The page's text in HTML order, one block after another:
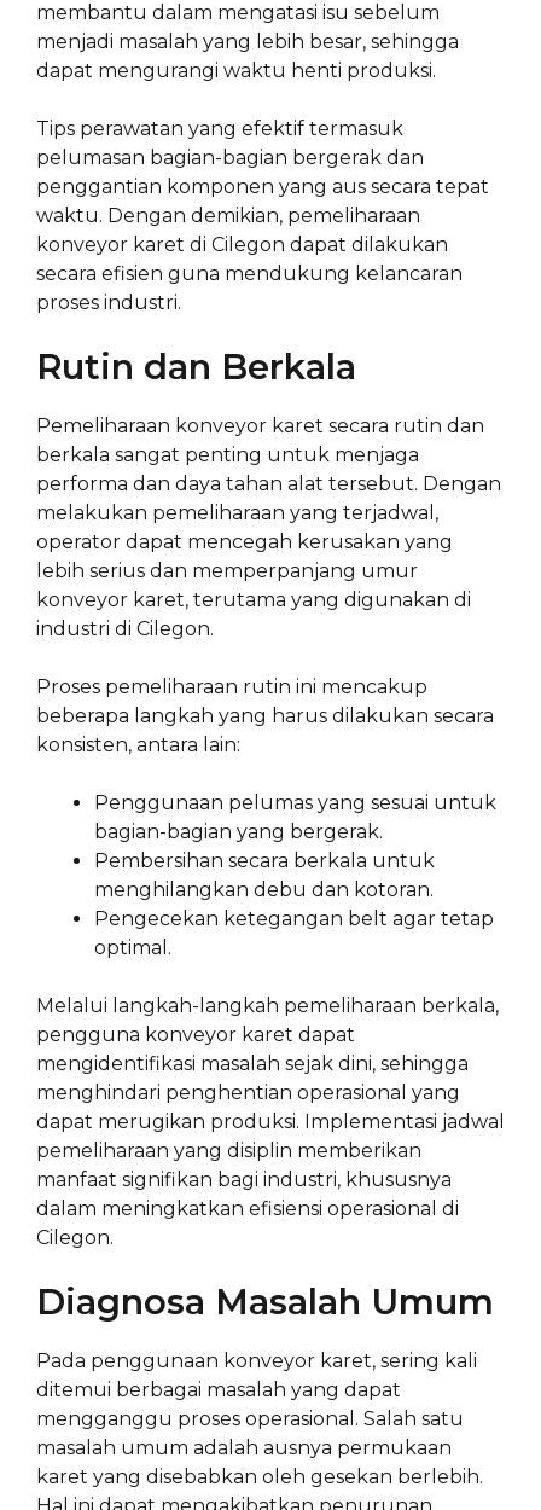
membantu dalam mengatasi isu sebelum
menjadi masalah yang lebih besar, sehingga
dapat mengurangi waktu henti produksi.
Tips perawatan yang efektif termasuk
pelumasan bagian-bagian bergerak dan
penggantian komponen yang aus secara tepat
waktu. Dengan demikian, pemeliharaan
konveyor karet di Cilegon dapat dilakukan
secara efisien guna mendukung kelancaran
proses industri.
Rutin dan Berkala
Pemeliharaan konveyor karet secara rutin dan
berkala sangat penting untuk menjaga
performa dan daya tahan alat tersebut. Dengan
melakukan pemeliharaan yang terjadwal,
operator dapat mencegah kerusakan yang
lebih serius dan memperpanjang umur
konveyor karet, terutama yang digunakan di
industri di Cilegon.
Proses pemeliharaan rutin ini mencakup
beberapa langkah yang harus dilakukan secara
konsisten, antara lain:
Penggunaan pelumas yang sesuai untuk
bagian-bagian yang bergerak.
Pembersihan secara berkala untuk
menghilangkan debu dan kotoran.
Pengecekan ketegangan belt agar tetap
optimal.
Melalui langkah-langkah pemeliharaan berkala,
pengguna konveyor karet dapat
mengidentifikasi masalah sejak dini, sehingga
menghindari penghentian operasional yang
dapat merugikan produksi. Implementasi jadwal
pemeliharaan yang disiplin memberikan
manfaat signifikan bagi industri, khususnya
dalam meningkatkan efisiensi operasional di
Cilegon.
Diagnosa Masalah Umum
Pada penggunaan konveyor karet, sering kali
ditemui berbagai masalah yang dapat
mengganggu proses operasional. Salah satu
masalah umum adalah ausnya permukaan
karet yang disebabkan oleh gesekan berlebih.